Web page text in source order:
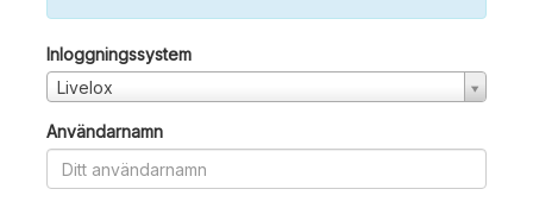
Inloggningssystem
Livelox
Användarnamn